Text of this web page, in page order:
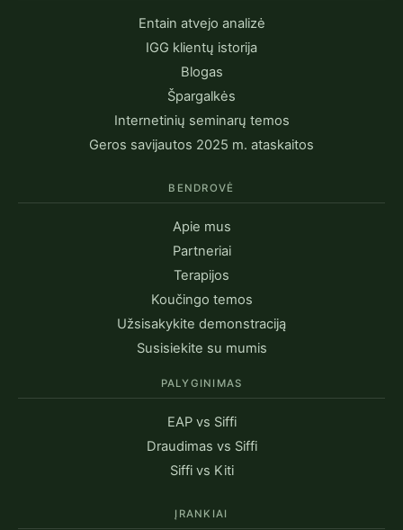
Entain atvejo analizė
IGG klientų istorija
Blogas
Špargalkės
Internetinių seminarų temos
Geros savijautos 2025 m. ataskaitos
BENDROVĖ
Apie mus
Partneriai
Terapijos
Koučingo temos
Užsisakykite demonstraciją
Susisiekite su mumis
PALYGINIMAS
EAP vs Siffi
Draudimas vs Siffi
Siffi vs Kiti
ĮRANKIAI